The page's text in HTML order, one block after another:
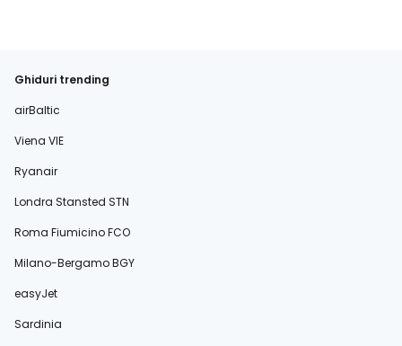
Ghiduri trending
airBaltic
Viena VIE
Ryanair
Londra Stansted STN
Roma Fiumicino FCO
Milano-Bergamo BGY
easyJet
Sardinia